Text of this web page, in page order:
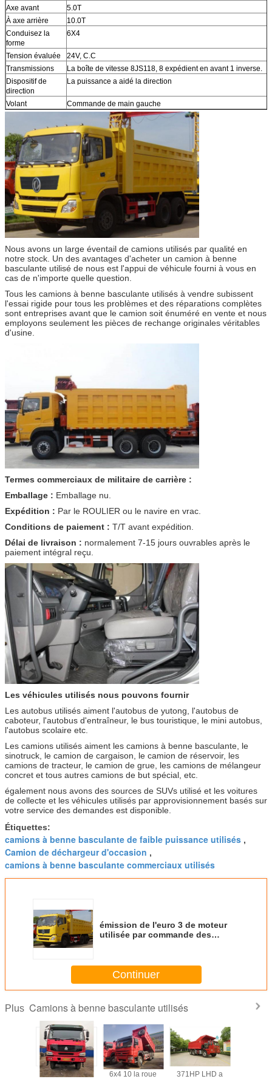
Axe avant
5.0T
À axe arrière
10.0T
Conduisez la
forme
6X4
Tension évaluée
24V, C.C
Transmissions
La boîte de vitesse 8JS118, 8 expédient en avant 1 inverse.
Dispositif de
direction
La puissance a aidé la direction
Volant Commande de main gauche
Nous avons un large éventail de camions utilisés par qualité en
notre stock. Un des avantages d'acheter un camion à benne
basculante utilisé de nous est l'appui de véhicule fourni à vous en
cas de n'importe quelle question.
Tous les camions à benne basculante utilisés à vendre subissent
l'essai rigide pour tous les problèmes et des réparations complètes
sont entreprises avant que le camion soit énuméré en vente et nous
employons seulement les pièces de rechange originales véritables
d'usine.
Termes commerciaux de militaire de carrière :
Emballage : Emballage nu.
Expédition : Par le ROULIER ou le navire en vrac.
Conditions de paiement : T/T avant expédition.
Délai de livraison : normalement 7-15 jours ouvrables après le
paiement intégral reçu.
Les véhicules utilisés nous pouvons fournir
Les autobus utilisés aiment l'autobus de yutong, l'autobus de
caboteur, l'autobus d'entraîneur, le bus touristique, le mini autobus,
l'autobus scolaire etc.
Les camions utilisés aiment les camions à benne basculante, le
sinotruck, le camion de cargaison, le camion de réservoir, les
camions de tracteur, le camion de grue, les camions de mélangeur
concret et tous autres camions de but spécial, etc.
également nous avons des sources de SUVs utilisé et les voitures
de collecte et les véhicules utilisés par approvisionnement basés sur
votre service des demandes est disponible.
Étiquettes:
camions à benne basculante de faible puissance utilisés ,
Camion de déchargeur d'occasion ,
camions à benne basculante commerciaux utilisés
émission de l'euro 3 de moteur
utilisée par commande des
maximum
Continuer
Plus Camions à benne basculante utilisés
Camions- 6x4 10 la roue 371HP LHD a